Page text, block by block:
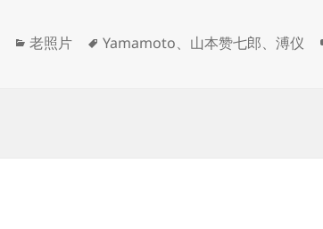
分
老照片
标
Yamamoto、 山本赞七郎、溥仪